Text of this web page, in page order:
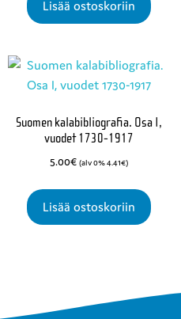
Lisää ostoskoriin
Suomen kalabibliografia. Osa I,
vuodet 1730-1917
5.00€ (alv 0%4.41€)
Lisää ostoskoriin